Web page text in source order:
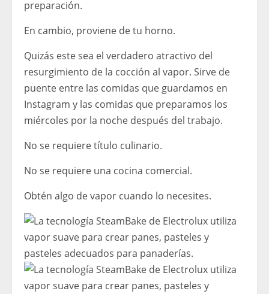
preparación.
En cambio, proviene de tu horno.
Quizás este sea el verdadero atractivo del
resurgimiento de la cocción al vapor. Sirve de
puente entre las comidas que guardamos en
Instagram y las comidas que preparamos los
miércoles por la noche después del trabajo.
No se requiere título culinario.
No se requiere una cocina comercial.
Obtén algo de vapor cuando lo necesites.